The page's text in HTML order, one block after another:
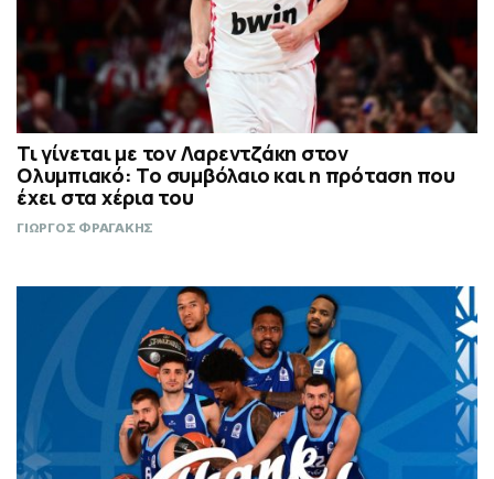
Τι γίνεται με τον Λαρεντζάκη στον
Ολυμπιακό: Το συμβόλαιο και η πρόταση που
έχει στα χέρια του
ΓΙΩΡΓΟΣ ΦΡΑΓΑΚΗΣ